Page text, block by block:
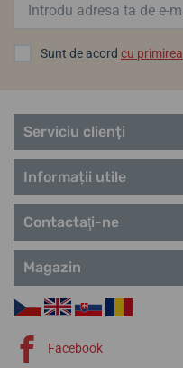
Sunt de acord cu primirea
Serviciu clienți
Informații utile
Contactaţi-ne
Magazin
Facebook